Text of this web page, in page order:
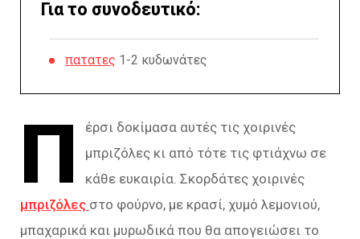
Για το συνοδευτικό:
πατατες 1-2 κυδωνάτες
Π
έρσι δοκίμασα αυτές τις χοιρινές
μπριζόλες κι από τότε τις φτιάχνω σε
κάθε ευκαιρία. Σκορδάτες χοιρινές
μπριζόλες στο φούρνο, με κρασί, χυμό λεμονιού,
μπαχαρικά και μυρωδικά που θα απογειώσει το